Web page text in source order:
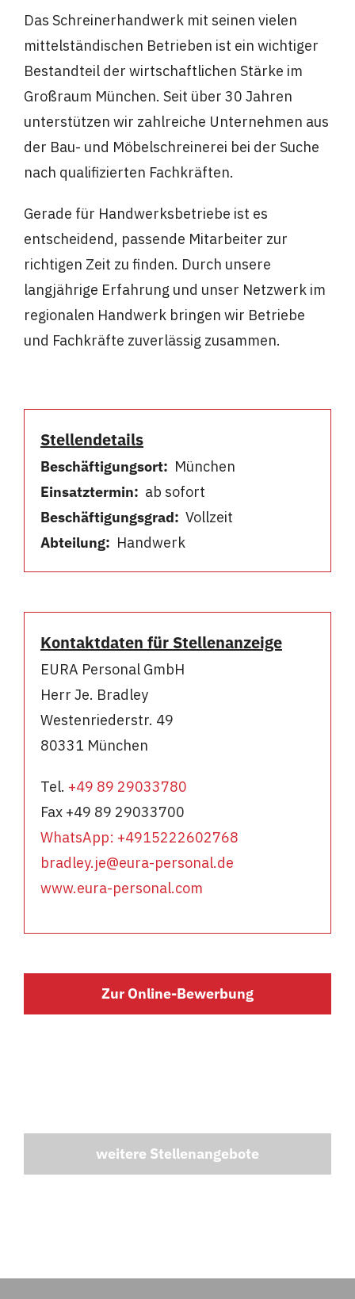
Das Schreinerhandwerk mit seinen vielen
mittelständischen Betrieben ist ein wichtiger
Bestandteil der wirtschaftlichen Stärke im
Großraum München. Seit über 30 Jahren
unterstützen wir zahlreiche Unternehmen aus
der Bau- und Möbelschreinerei bei der Suche
nach qualifizierten Fachkräften.
Gerade für Handwerksbetriebe ist es
entscheidend, passende Mitarbeiter zur
richtigen Zeit zu finden. Durch unsere
langjährige Erfahrung und unser Netzwerk im
regionalen Handwerk bringen wir Betriebe
und Fachkräfte zuverlässig zusammen.
Stellendetails
Beschäftigungsort: München
Einsatztermin: ab sofort
Beschäftigungsgrad: Vollzeit
Abteilung: Handwerk
Kontaktdaten für Stellenanzeige
EURA Personal GmbH
Herr Je. Bradley
Westenriederstr. 49
80331 München
Tel. +49 89 29033780
Fax +49 89 29033700
WhatsApp: +4915222602768
bradley.je@eura-personal.de
www.eura-personal.com
Zur Online-Bewerbung
weitere Stellenangebote